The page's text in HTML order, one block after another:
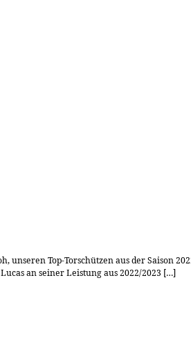
Top-Torschützen aus der Saison
an seiner Leistung aus 2022/2023 […]